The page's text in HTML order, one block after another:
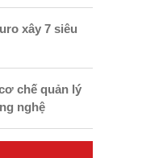
xây 7 siêu
chế quản lý
nghệ